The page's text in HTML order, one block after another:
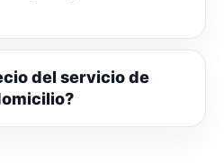
del servicio de